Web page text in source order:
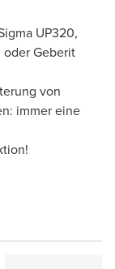
UP320,
oder Geberit
von
immer eine